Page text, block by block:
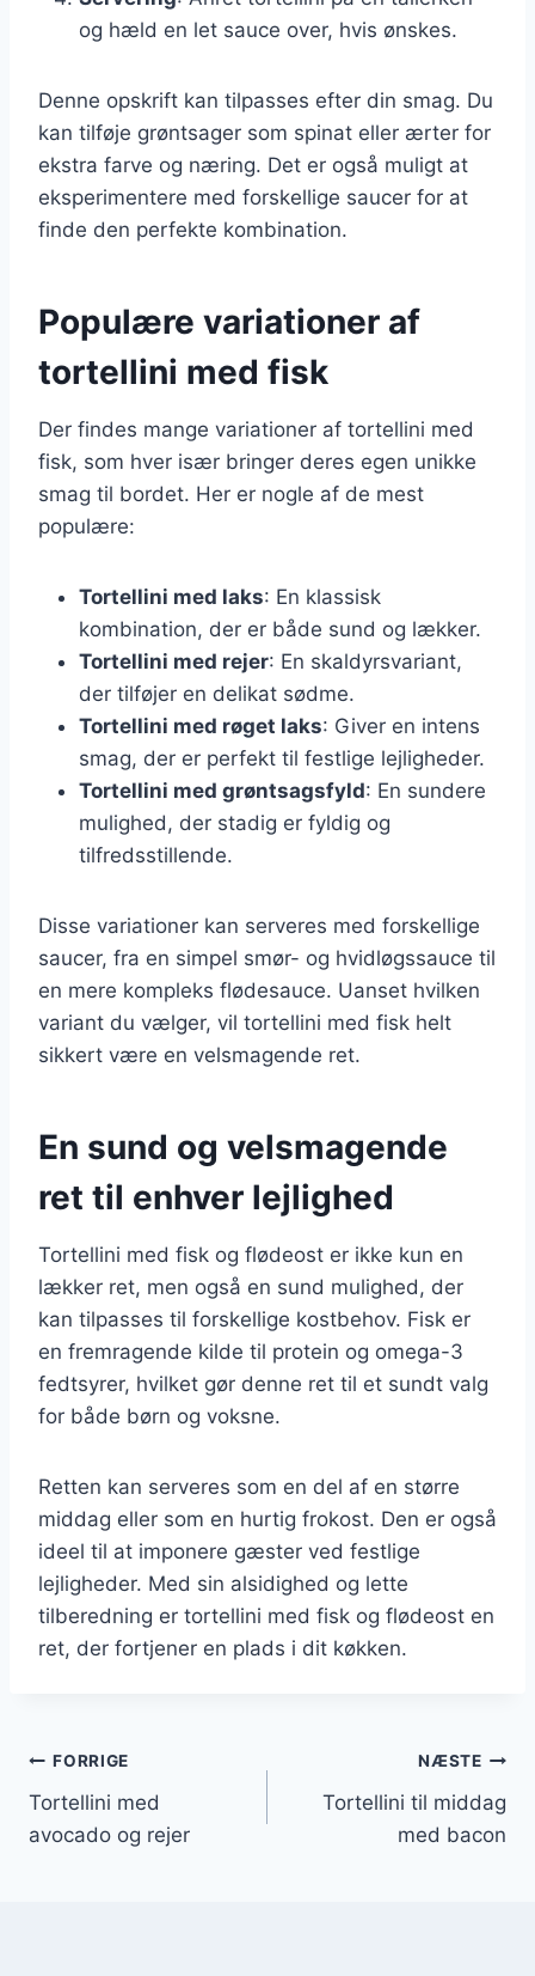
og hæld en let sauce over, hvis ønskes.
Denne opskrift kan tilpasses efter din smag. Du
kan tilføje grøntsager som spinat eller ærter for
ekstra farve og næring. Det er også muligt at
eksperimentere med forskellige saucer for at
finde den perfekte kombination.
Populære variationer af
tortellini med fisk
Der findes mange variationer af tortellini med
fisk, som hver især bringer deres egen unikke
smag til bordet. Her er nogle af de mest
populære:
Tortellini med laks: En klassisk
kombination, der er både sund og lækker.
Tortellini med rejer: En skaldyrsvariant,
der tilføjer en delikat sødme.
Tortellini med røget laks: Giver en intens
smag, der er perfekt til festlige lejligheder.
Tortellini med grøntsagsfyld: En sundere
mulighed, der stadig er fyldig og
tilfredsstillende.
Disse variationer kan serveres med forskellige
saucer, fra en simpel smør- og hvidløgssauce til
en mere kompleks flødesauce. Uanset hvilken
variant du vælger, vil tortellini med fisk helt
sikkert være en velsmagende ret.
En sund og velsmagende
ret til enhver lejlighed
Tortellini med fisk og flødeost er ikke kun en
lækker ret, men også en sund mulighed, der
kan tilpasses til forskellige kostbehov. Fisk er
en fremragende kilde til protein og omega-3
fedtsyrer, hvilket gør denne ret til et sundt valg
for både børn og voksne.
Retten kan serveres som en del af en større
middag eller som en hurtig frokost. Den er også
ideel til at imponere gæster ved festlige
lejligheder. Med sin alsidighed og lette
tilberedning er tortellini med fisk og flødeost en
ret, der fortjener en plads i dit køkken.
Indlægsnavigation
FORRIGE
Tortellini med
avocado og rejer
NÆSTE
Tortellini til middag
med bacon